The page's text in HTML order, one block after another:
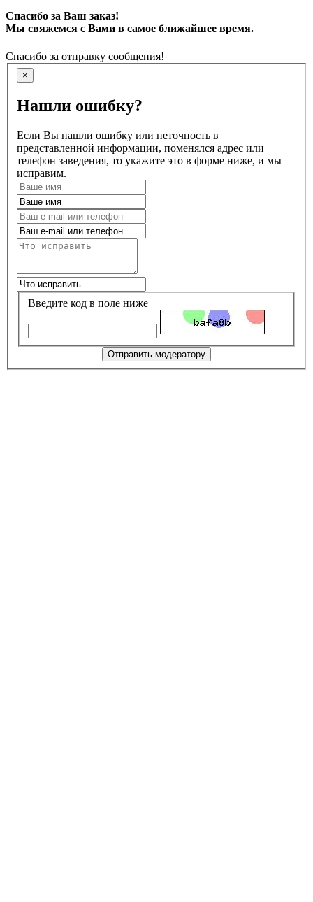
Спасибо за Ваш заказ!
Мы свяжемся с Вами в самое ближайшее время.
Спасибо за отправку сообщения!
×
Нашли ошибку?
Если Вы нашли ошибку или неточность в
представленной информации, поменялся адрес или
телефон заведения, то укажите это в форме ниже, и мы
исправим.
Введите код в поле ниже
Отправить модератору